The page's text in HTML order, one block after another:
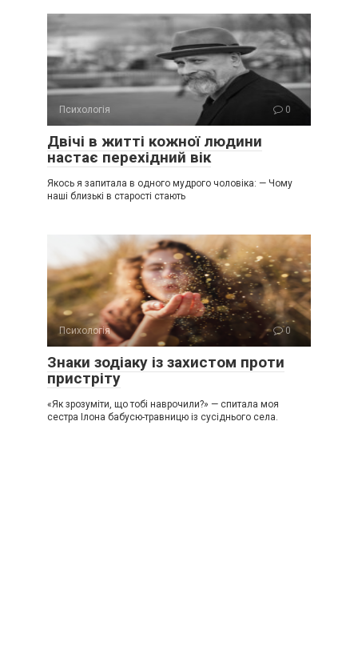
Психологія 0
Двічі в житті кожної людини
настає перехідний вік
Якось я запитала в одного мудрого чоловіка: — Чому
наші близькі в старості стають
Психологія 0
Знаки зодіаку із захистом проти
пристріту
«Як зрозуміти, що тобі наврочили?» — спитала моя
сестра Ілона бабусю-травницю із сусіднього села.